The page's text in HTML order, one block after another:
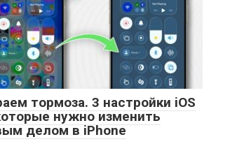
тормоза. 3 настройки iOS
нужно изменить
делом в iPhone